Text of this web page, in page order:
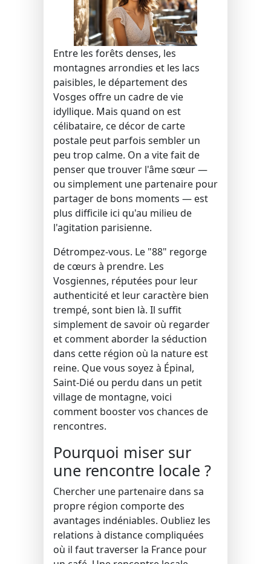
Entre les forêts denses, les
montagnes arrondies et les lacs
paisibles, le département des
Vosges offre un cadre de vie
idyllique. Mais quand on est
célibataire, ce décor de carte
postale peut parfois sembler un
peu trop calme. On a vite fait de
penser que trouver l'âme sœur —
ou simplement une partenaire pour
partager de bons moments — est
plus difficile ici qu'au milieu de
l'agitation parisienne.
Détrompez-vous. Le "88" regorge
de cœurs à prendre. Les
Vosgiennes, réputées pour leur
authenticité et leur caractère bien
trempé, sont bien là. Il suffit
simplement de savoir où regarder
et comment aborder la séduction
dans cette région où la nature est
reine. Que vous soyez à Épinal,
Saint-Dié ou perdu dans un petit
village de montagne, voici
comment booster vos chances de
rencontres.
Pourquoi miser sur
une rencontre locale ?
Chercher une partenaire dans sa
propre région comporte des
avantages indéniables. Oubliez les
relations à distance compliquées
où il faut traverser la France pour